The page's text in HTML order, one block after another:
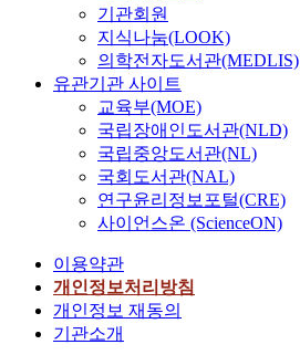
기관회원
지식나눔(LOOK)
의학전자도서관(MEDLIS)
유관기관 사이트
교육부(MOE)
국립장애인도서관(NLD)
국립중앙도서관(NL)
국회도서관(NAL)
연구윤리정보포털(CRE)
사이언스온 (ScienceON)
이용약관
개인정보처리방침
개인정보 재동의
기관소개